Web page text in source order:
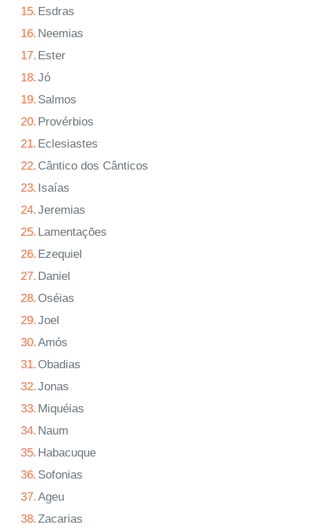
15. Esdras
16. Neemias
17. Ester
18.Jó
19. Salmos
20. Provérbios
21. Eclesiastes
22. Cântico dos Cânticos
23. Isaías
24.Jeremias
25. Lamentações
26. Ezequiel
27. Daniel
28. Oséias
29.Joel
30.Amós
31. Obadias
32.Jonas
33. Miquéias
34. Naum
35. Habacuque
36. Sofonias
37.Ageu
38.Zacarias